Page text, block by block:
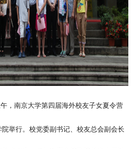
午，南京大学第四届海外校友子女夏令营
举行。校党委副书记、校友总会副会长